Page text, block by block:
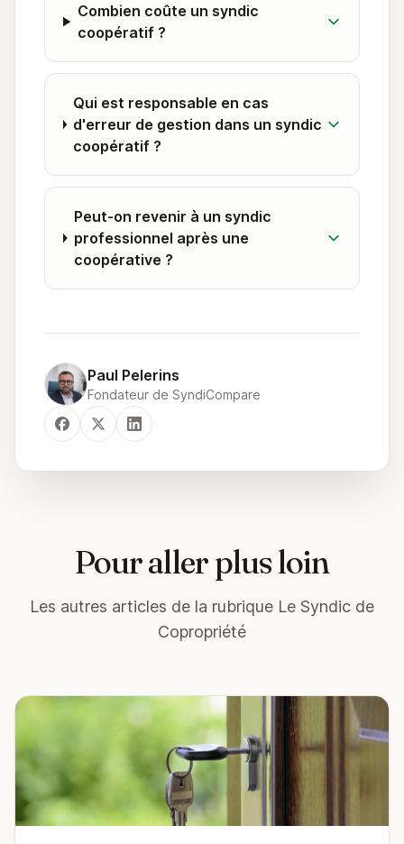
Combien coûte un syndic
coopératif ?
Qui est responsable en cas
d'erreur de gestion dans un syndic
coopératif ?
Peut-on revenir à un syndic
professionnel après une
coopérative ?
Paul Pelerins
Fondateur de SyndiCompare
Pour aller plus loin
Les autres articles de la rubrique Le Syndic de
Copropriété